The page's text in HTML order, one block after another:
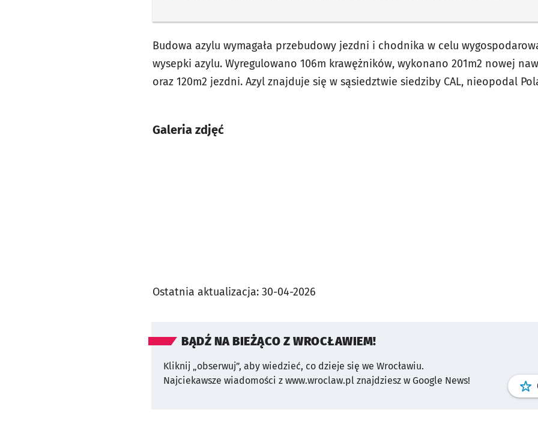
Budowa azylu wymagała przebudowy jezdni i chodnika w celu
wysepki azylu. Wyregulowano 106m krawężników, wykonano 201m2 nowej
oraz 120m2 jezdni. Azyl znajduje się w sąsiedztwie siedziby CAL, nieopodal
Galeria zdjęć
Ostatnia aktualizacja: 30-04-2026
BĄDŹ NA BIEŻĄCO Z WROCŁAWIEM!
Kliknij „obserwuj”, aby wiedzieć, co dzieje się we Wrocławiu.
Najciekawsze wiadomości z www.wroclaw.pl znajdziesz w Google News!